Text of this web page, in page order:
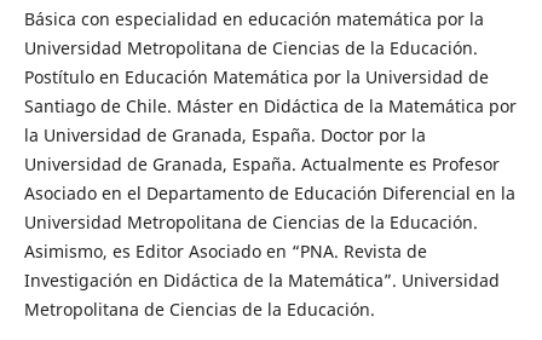
Básica con especialidad en educación matemática por la
Universidad Metropolitana de Ciencias de la Educación.
Postítulo en Educación Matemática por la Universidad de
Santiago de Chile. Máster en Didáctica de la Matemática por
la Universidad de Granada, España. Doctor por la
Universidad de Granada, España. Actualmente es Profesor
Asociado en el Departamento de Educación Diferencial en la
Universidad Metropolitana de Ciencias de la Educación.
Asimismo, es Editor Asociado en “PNA. Revista de
Investigación en Didáctica de la Matemática”. Universidad
Metropolitana de Ciencias de la Educación.